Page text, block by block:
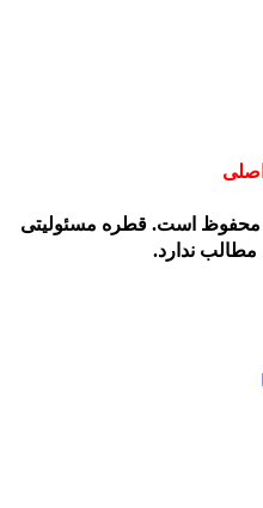
است. قطره مسئولیتی
ندارد.